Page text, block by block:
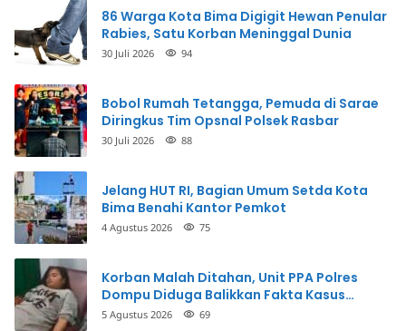
86 Warga Kota Bima Digigit Hewan Penular
Rabies, Satu Korban Meninggal Dunia
30 Juli 2026 94
Bobol Rumah Tetangga, Pemuda di Sarae
Diringkus Tim Opsnal Polsek Rasbar
30 Juli 2026 88
Jelang HUT RI, Bagian Umum Setda Kota
Bima Benahi Kantor Pemkot
4 Agustus 2026 75
Korban Malah Ditahan, Unit PPA Polres
Dompu Diduga Balikkan Fakta Kasus
Penganiayaan
5 Agustus 2026 69